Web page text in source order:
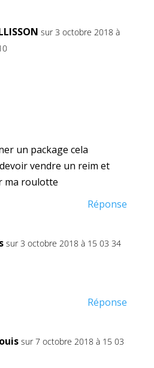
sur 3 octobre 2018 à
un package cela
vendre un reim et
ma roulotte
Réponse
sur 3 octobre 2018 à 15 03 34
Réponse
sur 7 octobre 2018 à 15 03